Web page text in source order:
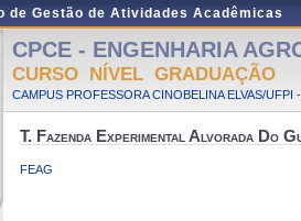
de Gestão de Atividades Acadêmicas
CPCE - ENGENHARIA
CURSO NÍVEL GRADUAÇÃO
CAMPUS PROFESSORA CINOBELINA ELVAS/UFPI
T. Fazenda Experimental Alvorada Do
FEAG